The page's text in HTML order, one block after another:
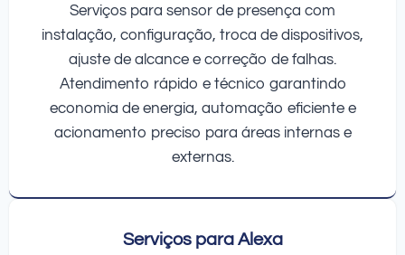
Serviços para sensor de presença com
instalação, configuração, troca de dispositivos,
ajuste de alcance e correção de falhas.
Atendimento rápido e técnico garantindo
economia de energia, automação eficiente e
acionamento preciso para áreas internas e
externas.
Serviços para Alexa